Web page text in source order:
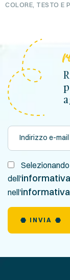
COLORE, TESTO E
dell'informativa
nell'informativa
INVIA